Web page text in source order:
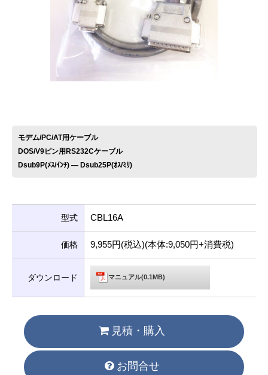
お問い合わせ
モデム/PC/AT用ケーブル
DOS/V9ピン用RS232Cケーブル
Dsub9P(ﾒｽ/ｲﾝﾁ) ― Dsub25P(ｵｽ/ﾐﾘ)
型式 CBL16A
価格 9,955円(税込)(本体:9,050円+消費税)
ダウンロード マニュアル(0.1MB)
見積・購入
お問合せ